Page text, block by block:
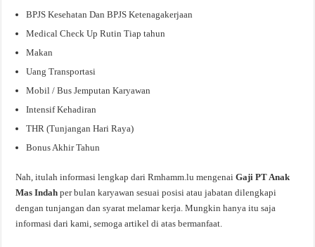
BPJS Kesehatan Dan BPJS Ketenagakerjaan
Medical Check Up Rutin Tiap tahun
Makan
Uang Transportasi
Mobil / Bus Jemputan Karyawan
Intensif Kehadiran
THR (Tunjangan Hari Raya)
Bonus Akhir Tahun
Nah, itulah informasi lengkap dari Rmhamm.lu mengenaiGaji PT Anak
Mas Indahper bulan karyawan sesuai posisi atau jabatan dilengkapi
dengan tunjangan dan syarat melamar kerja. Mungkin hanya itu saja
informasi dari kami, semoga artikel di atas bermanfaat.